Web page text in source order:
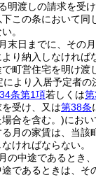
明渡しの請求を受
この条において同
。
末日までに、その
り納入しなければ
町営住宅を明け渡
により入居予定者の
条第1項若しくは
受け、又は第38条
合を含む。)にお
月の家賃は、当該
ければならない。
の中途であるとき
途であるときは、そ